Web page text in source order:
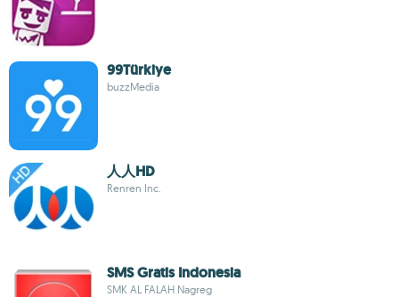
99Türkiye
buzzMedia
人人HD
Renren Inc.
SMS Gratis Indonesia
SMK AL FALAH Nagreg